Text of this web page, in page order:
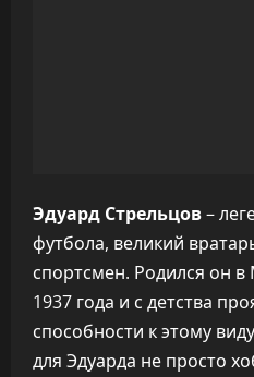
Эдуард Стрельцов–
футбола, великий
спортсмен. Родился он
1937 года и с детства
способности к этому
для Эдуарда не просто